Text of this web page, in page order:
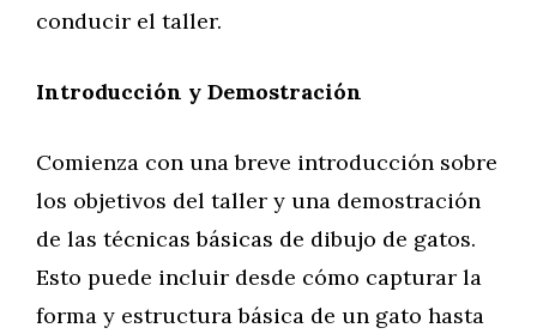
conducir el taller.
Introducción y Demostración
Comienza con una breve introducción sobre
los objetivos del taller y una demostración
de las técnicas básicas de dibujo de gatos.
Esto puede incluir desde cómo capturar la
forma y estructura básica de un gato hasta